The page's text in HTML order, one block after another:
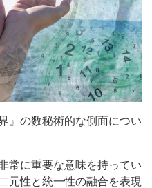
』の数秘術的な側面につい
常に重要な意味を持ってい
元性と統一性の融合を表現